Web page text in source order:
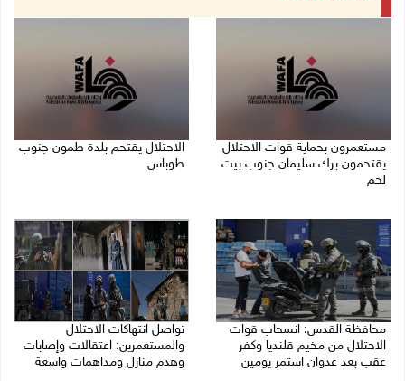
مستعمرون بحماية قوات الاحتلال
يقتحمون برك سليمان جنوب بيت
لحم
الاحتلال يقتحم بلدة طمون جنوب
طوباس
محافظة القدس: انسحاب قوات
الاحتلال من مخيم قلنديا وكفر
عقب بعد عدوان استمر يومين
تواصل انتهاكات الاحتلال
والمستعمرين: اعتقالات وإصابات
وهدم منازل ومداهمات واسعة